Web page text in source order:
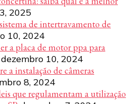
2025
de intertravamento de
10, 2024
a placa de motor ppa para
dezembro 10, 2024
a instalação de câmeras
8, 2024
que regulamentam a utilização